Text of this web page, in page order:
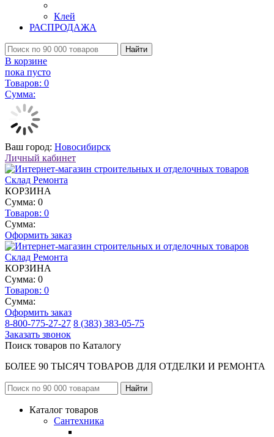
Клей
РАСПРОДАЖА
Найти
В корзине
пока пусто
Товаров: 0
Сумма:
Ваш город: Новосибирск
Личный кабинет
КОРЗИНА
Сумма: 0
Товаров: 0
Сумма:
Оформить заказ
КОРЗИНА
Сумма: 0
Товаров: 0
Сумма:
Оформить заказ
8-800-775-27-27 8 (383) 383-05-75
Заказать звонок
Поиск товаров по Каталогу
БОЛЕЕ 90 ТЫСЯЧ ТОВАРОВ ДЛЯ ОТДЕЛКИ И РЕМОНТА
Каталог товаров
Сантехника